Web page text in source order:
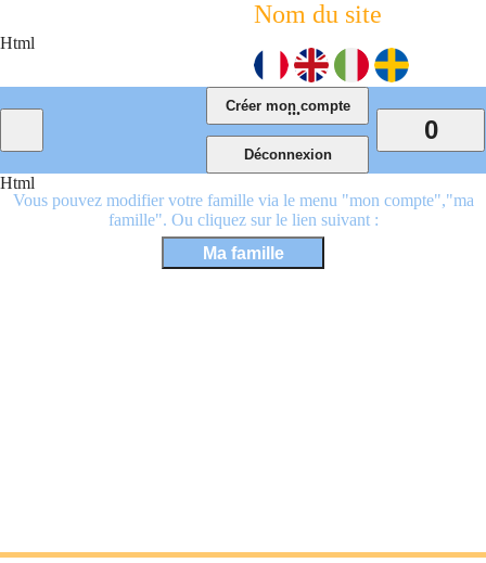
Html
Nom du site
Html
0
...
Vous pouvez modifier votre famille via le menu "mon compte","ma
famille". Ou cliquez sur le lien suivant :